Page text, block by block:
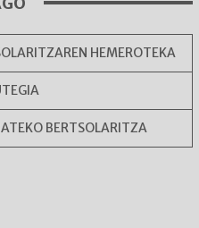
HEMEROTEKA
BERTSOLARITZA